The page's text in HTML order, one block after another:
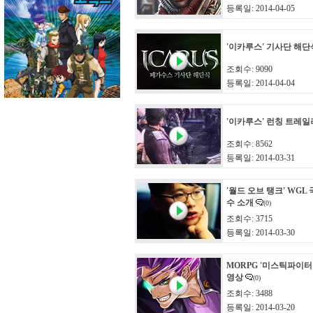
등록일: 2014-04-05
'이카루스' 기사단 해
조회수: 9090
등록일: 2014-04-04
'이카루스' 런칭 트레일
조회수: 8562
등록일: 2014-03-31
'월드 오브 탱크' WGL
수 소개
(0)
조회수: 3715
등록일: 2014-03-30
MORPG '미스틱파이
영상
(0)
조회수: 3488
등록일: 2014-03-20